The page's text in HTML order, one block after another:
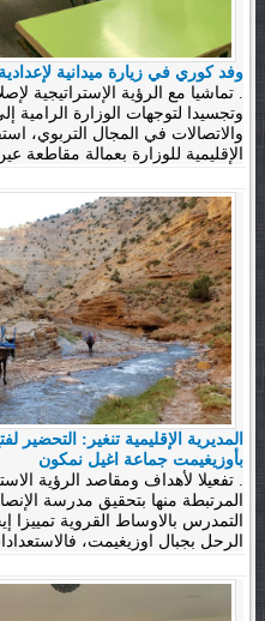
وفد كوري في زيارة ميدانية
وتجسيدا لتوجهات الوزارة الرامية
والاتصالات في المجال التربوي،
الإقليمية للوزارة بعمالة مقاطعة
المديرية الإقليمية تنغير: التحضير
بأوزيغيمت جماعة اغيل نمكون
المرتبطة منها بتحقيق مدرسة
التمدرس بالاوساط القروية تمييزا
الرحل بجبال اوزيغيمت،